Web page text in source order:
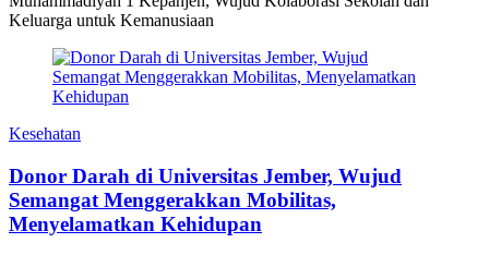
Keluarga untuk Kemanusiaan
Kesehatan
Donor Darah di Universitas Jember, Wujud
Semangat Menggerakkan Mobilitas,
Menyelamatkan Kehidupan